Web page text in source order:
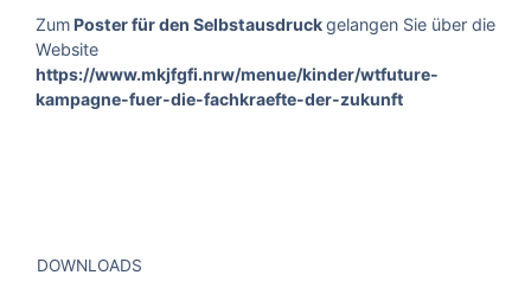
Zum Poster für den Selbstausdruckgelangen Sie über die
Website
https://www.mkjfgfi.nrw/menue/kinder/wtfuture-
kampagne-fuer-die-fachkraefte-der-zukunft
DOWNLOADS